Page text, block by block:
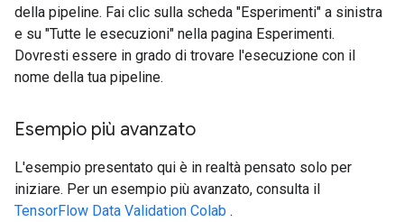
della pipeline. Fai clic sulla scheda "Esperimenti" a sinistra
e su "Tutte le esecuzioni" nella pagina Esperimenti.
Dovresti essere in grado di trovare l'esecuzione con il
nome della tua pipeline.
Esempio più avanzato
L'esempio presentato qui è in realtà pensato solo per
iniziare. Per un esempio più avanzato, consulta il
TensorFlow Data Validation Colab .